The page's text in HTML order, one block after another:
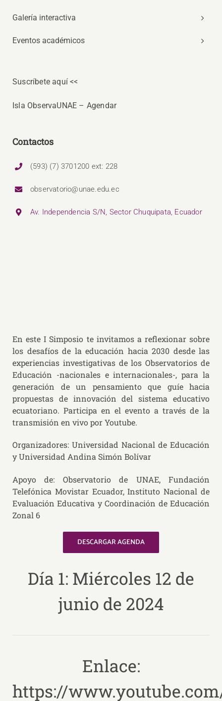
Galería interactiva
Eventos académicos
Suscríbete aquí <<
Isla ObservaUNAE – Agendar
Contactos
(593) (7) 3701200 ext: 228
observatorio@unae.edu.ec
Av. Independencia S/N, Sector Chuquipata, Ecuador
En este I Simposio te invitamos a reflexionar sobre
los desafíos de la educación hacia 2030 desde las
experiencias investigativas de los Observatorios de
Educación -nacionales e internacionales-, para la
generación de un pensamiento que guíe hacia
propuestas de innovación del sistema educativo
ecuatoriano. Participa en el evento a través de la
transmisión en vivo por Youtube.
Organizadores: Universidad Nacional de Educación
y Universidad Andina Simón Bolívar
Apoyo de: Observatorio de UNAE, Fundación
Telefónica Movistar Ecuador, Instituto Nacional de
Evaluación Educativa y Coordinación de Educación
Zonal 6
DESCARGAR AGENDA
Día 1: Miércoles 12 de
junio de 2024
Enlace:
https://